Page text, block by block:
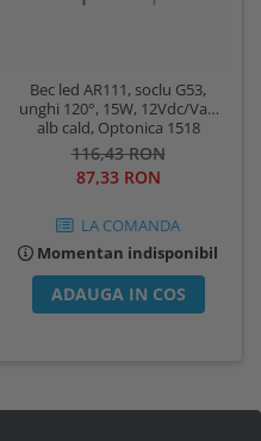
Bec led AR111, soclu G53,
unghi 120°, 15W, 12Vdc/Vac,
alb cald, Optonica 1518
116,43 RON
87,33 RON
LA COMANDA
Momentan indisponibil
ADAUGA IN COS